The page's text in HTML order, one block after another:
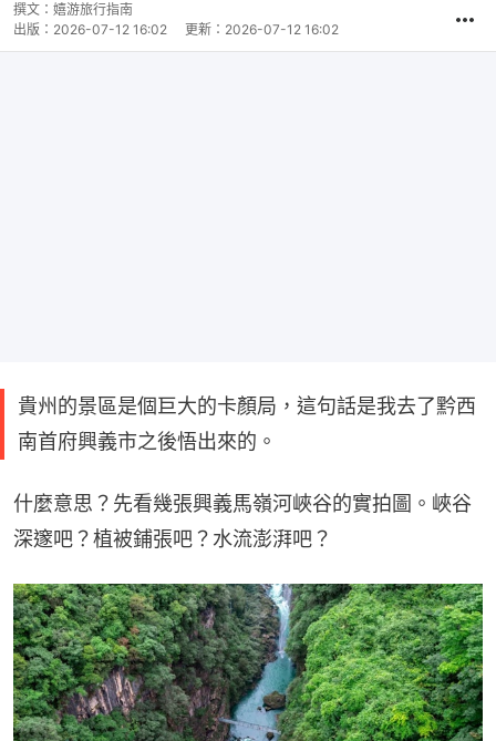
撰文： 嬉游旅行指南
出版： 2026-07-12 16:02 更新： 2026-07-12 16:02
貴州的景區是個巨大的卡顏局，這句話是我去了黔西
南首府興義市之後悟出來的。
什麼意思？先看幾張興義馬嶺河峽谷的實拍圖。峽谷
深邃吧？植被鋪張吧？水流澎湃吧？